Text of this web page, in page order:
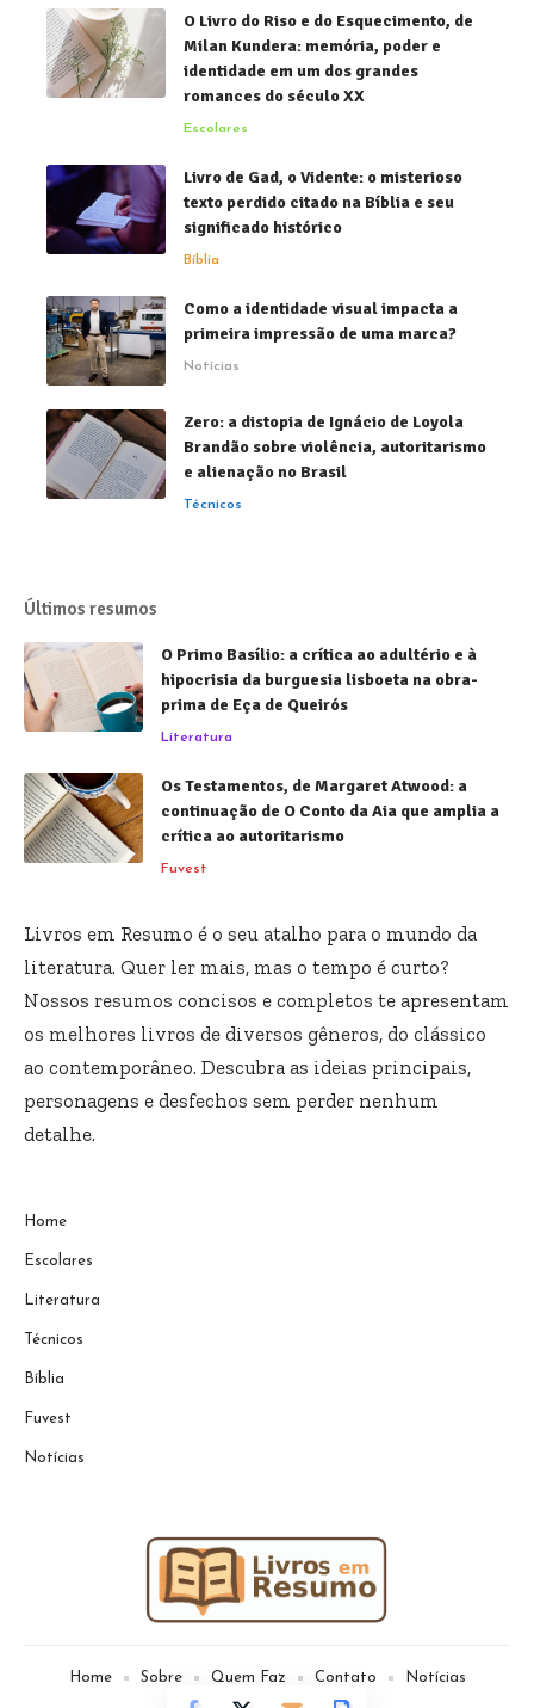
O Livro do Riso e do Esquecimento, de
Milan Kundera: memória, poder e
identidade em um dos grandes
romances do século XX
Escolares
Livro de Gad, o Vidente: o misterioso
texto perdido citado na Bíblia e seu
significado histórico
Bíblia
Como a identidade visual impacta a
primeira impressão de uma marca?
Notícias
Zero: a distopia de Ignácio de Loyola
Brandão sobre violência, autoritarismo
e alienação no Brasil
Técnicos
Últimos resumos
O Primo Basílio: a crítica ao adultério e à
hipocrisia da burguesia lisboeta na obra-
prima de Eça de Queirós
Literatura
Os Testamentos, de Margaret Atwood: a
continuação de O Conto da Aia que amplia a
crítica ao autoritarismo
Fuvest
Livros em Resumo é o seu atalho para o mundo da
literatura. Quer ler mais, mas o tempo é curto?
Nossos resumos concisos e completos te apresentam
os melhores livros de diversos gêneros, do clássico
ao contemporâneo. Descubra as ideias principais,
personagens e desfechos sem perder nenhum
detalhe.
Home
Escolares
Literatura
Técnicos
Bíblia
Fuvest
Notícias
Home Sobre Quem Faz Contato Notícias